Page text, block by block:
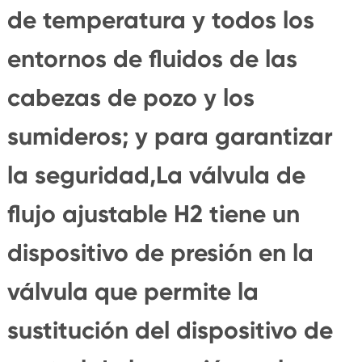
de temperatura y todos los
entornos de fluidos de las
cabezas de pozo y los
sumideros; y para garantizar
la seguridad,La válvula de
flujo ajustable H2 tiene un
dispositivo de presión en la
válvula que permite la
sustitución del dispositivo de